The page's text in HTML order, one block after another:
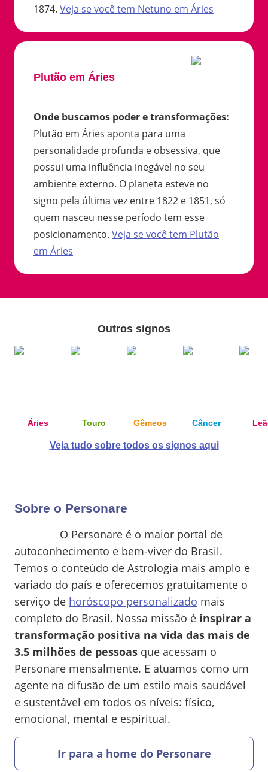
1874. Veja se você tem Netuno em Áries
Plutão em Áries
Onde buscamos poder e transformações:
Plutão em Áries aponta para uma
personalidade profunda e obsessiva, que
possui uma influência inegável no seu
ambiente externo. O planeta esteve no
signo pela última vez entre 1822 e 1851, só
quem nasceu nesse período tem esse
posicionamento. Veja se você tem Plutão
em Áries
Outros signos
Áries Touro Gêmeos Câncer
Veja tudo sobre todos os signos aqui
Sobre o Personare
O Personare é o maior portal de
autoconhecimento e bem-viver do Brasil.
Temos o conteúdo de Astrologia mais amplo e
variado do país e oferecemos gratuitamente o
serviço de horóscopo personalizado mais
completo do Brasil. Nossa missão é inspirar a
transformação positiva na vida das mais de
3.5 milhões de pessoas que acessam o
Personare mensalmente. E atuamos como um
agente na difusão de um estilo mais saudável
e sustentável em todos os níveis: físico,
emocional, mental e espiritual.
Ir para a home do Personare